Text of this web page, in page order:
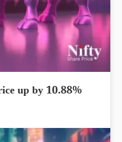
up by 10.88%